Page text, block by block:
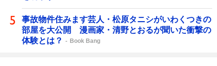
事故物件住みます芸人・松原タニシがいわくつきの
部屋を大公開 漫画家・清野とおるが聞いた衝撃の
体験とは？
Book Bang